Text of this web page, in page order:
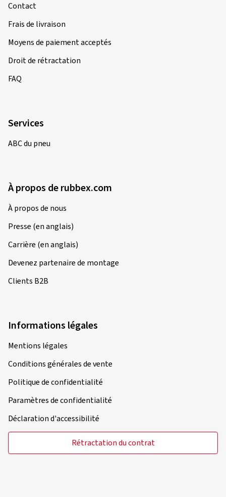
Contact
Frais de livraison
Moyens de paiement acceptés
Droit de rétractation
FAQ
Services
ABC du pneu
À propos de rubbex.com
À propos de nous
Presse (en anglais)
Carrière (en anglais)
Devenez partenaire de montage
Clients B2B
Informations légales
Mentions légales
Conditions générales de vente
Politique de confidentialité
Paramètres de confidentialité
Déclaration d'accessibilité
Rétractation du contrat